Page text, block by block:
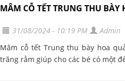
MÂM CỖ TẾT TRUNG THU BÀY
31/08/2024 - 10:19 PM
Admin
Mâm cỗ tết Trung thu bày hoa
trăng rằm giúp cho các bé có một